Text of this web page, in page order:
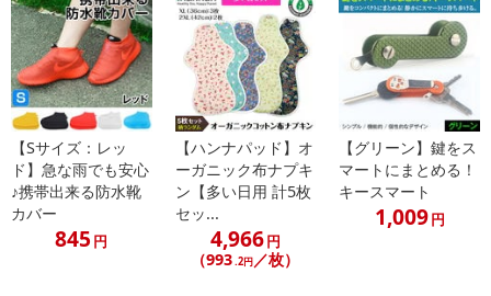
【Sサイズ：レッ
ド】急な雨でも安心
♪携帯出来る防水靴
カバー
845 円
【ハンナパッド】オ
ーガニック布ナプキ
ン【多い日用 計5枚
セッ...
4,966円
（993.2円 ／枚）
【グリーン】鍵をス
マートにまとめる！
キースマート
1,009円